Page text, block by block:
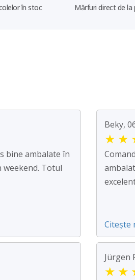
în stoc Mărfuri direct de
bine ambalate în
weekend. Totul
Beky,
★ ★
Citește
Jürgen
★ ★